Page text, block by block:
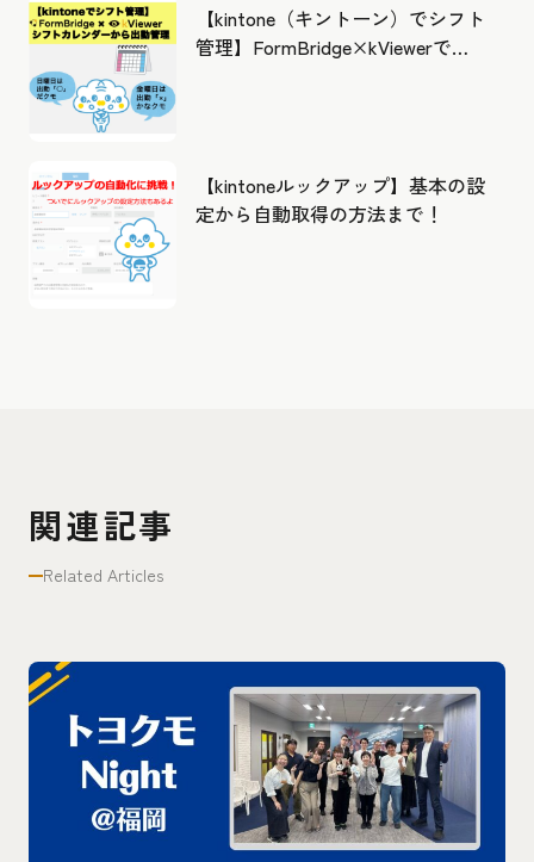
【kintone（キントーン）でシフト
管理】FormBridge×kViewerで作
【kintoneルックアップ】基本の設
定から自動取得の方法まで！
関連記事
Related Articles